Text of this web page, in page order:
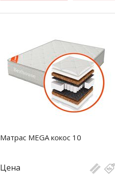
Матрас MEGA кокос 10
Цена